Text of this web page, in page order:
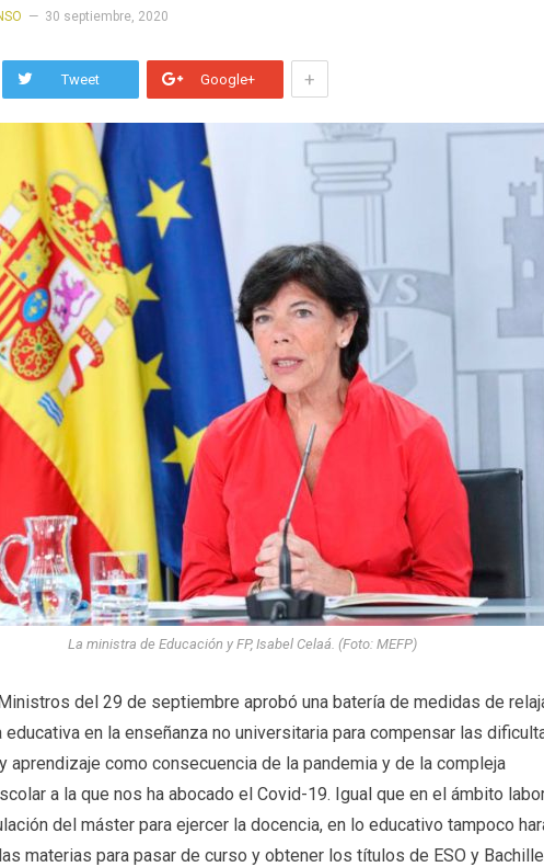
30 septiembre, 2020
Tweet Google+ +
La ministra de Educación y FP, Isabel Celaá. (Foto: MEFP)
del 29 de septiembre aprobó una batería de medidas de
educativa en la enseñanza no universitaria para compensar las
aprendizaje como consecuencia de la pandemia y de la compleja
a la que nos ha abocado el Covid-19. Igual que en el ámbito
del máster para ejercer la docencia, en lo educativo tampoco
materias para pasar de curso y obtener los títulos de ESO y